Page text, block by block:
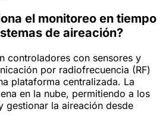
el monitoreo en tiempo
de aireación?
controladores con sensores y
por radiofrecuencia (RF)
plataforma centralizada. La
en la nube, permitiendo a los
gestionar la aireación desde